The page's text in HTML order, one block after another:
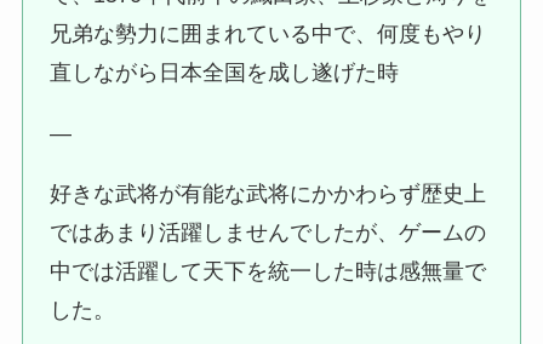
兄弟な勢力に囲まれている中で、何度もやり
直しながら日本全国を成し遂げた時
—
好きな武将が有能な武将にかかわらず歴史上
ではあまり活躍しませんでしたが、ゲームの
中では活躍して天下を統一した時は感無量で
した。